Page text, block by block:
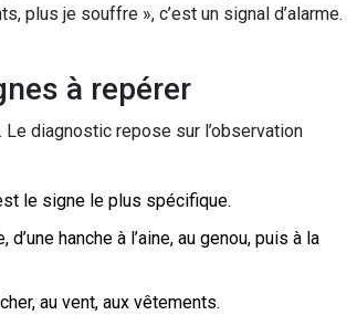
plus je souffre », c’est un signal d’alarme.
à repérer
Le diagnostic repose sur l’observation
le signe le plus spécifique.
d’une hanche à l’aine, au genou, puis à la
au vent, aux vêtements.